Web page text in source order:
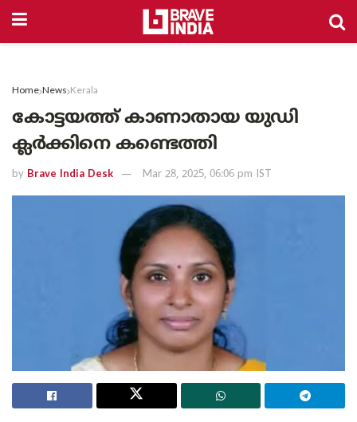
Home News Kerala
കോട്ടയത്ത് കാണാതായ യുഡി
ക്ലർക്കിനെ കണ്ടെത്തി
by Brave India Desk Mar 28, 2025, 06:06 pm IST